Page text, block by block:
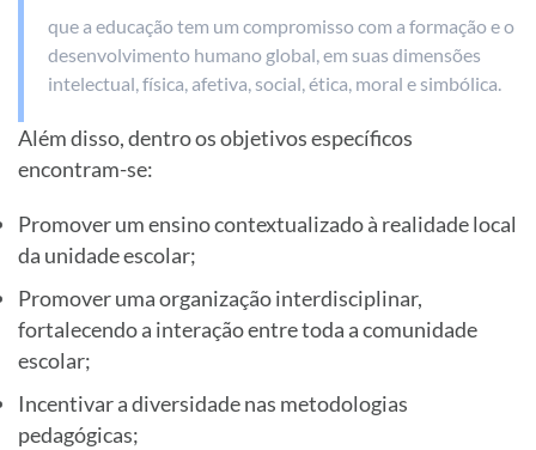
que a educação tem um compromisso com a formação e o
desenvolvimento humano global, em suas dimensões
intelectual, física, afetiva, social, ética, moral e simbólica.
Além disso, dentro os objetivos específicos
encontram-se:
Promover um ensino contextualizado à realidade local
da unidade escolar;
Promover uma organização interdisciplinar,
fortalecendo a interação entre toda a comunidade
escolar;
Incentivar a diversidade nas metodologias
pedagógicas;